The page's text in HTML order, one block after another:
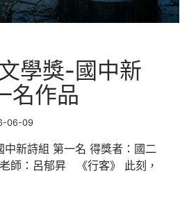
學獎-國中新
名作品
06-09
中新詩組 第一名 得獎者：國二
師：呂郁昇 《行客》 此刻，